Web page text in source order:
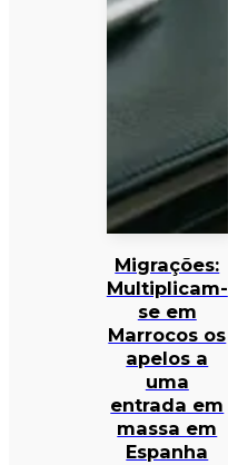
Migrações:
Multiplicam-
se em
Marrocos os
apelos a
uma
entrada em
massa em
Espanha